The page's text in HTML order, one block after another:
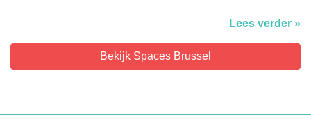
Lees verder »
Bekijk Spaces Brussel